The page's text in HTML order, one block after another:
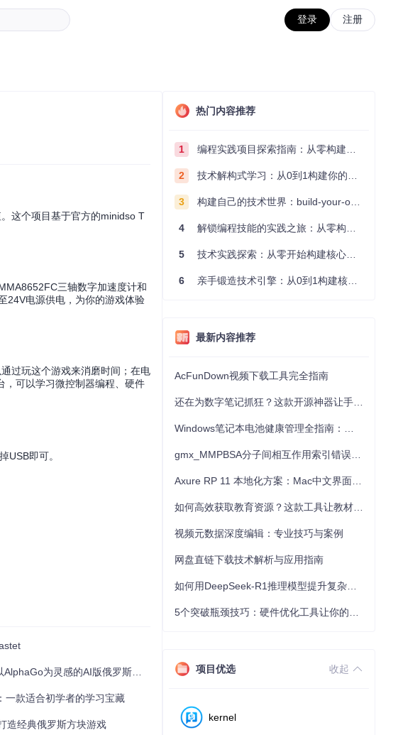
登录 注册
这个项目基于官方的minidso T
三轴数字加速度计和
24V电源供电，为你的游戏体验
过玩这个游戏来消磨时间；在电
，可以学习微控制器编程、硬件
USB即可。
为灵感的AI版俄罗斯方块
一款适合初学者的学习宝藏
造经典俄罗斯方块游戏
热门内容推荐
1 编程实践项目探索指南：从零构建技术能力体系
2 技术解构式学习：从0到1构建你的编程知识体系
3 构建自己的技术世界：build-your-own-x项目的实践探索指南
4 解锁编程技能的实践之旅：从零构建你的技术世界
5 技术实践探索：从零开始构建核心系统的实践指南
6 亲手锻造技术引擎：从0到1构建核心系统的实践指南
最新内容推荐
AcFunDown视频下载工具完全指南
视频元数据深度编辑：专业技巧与案例
网盘直链下载技术解析与应用指南
项目优选 收起
kernel